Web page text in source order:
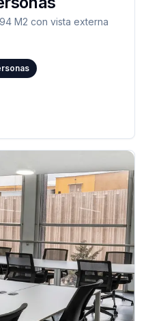
M2 con vista externa